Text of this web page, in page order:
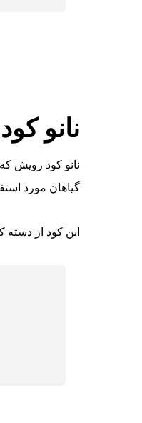
نانو
نانو کود رویش
گیاهان مورد
ابن کود از دسته